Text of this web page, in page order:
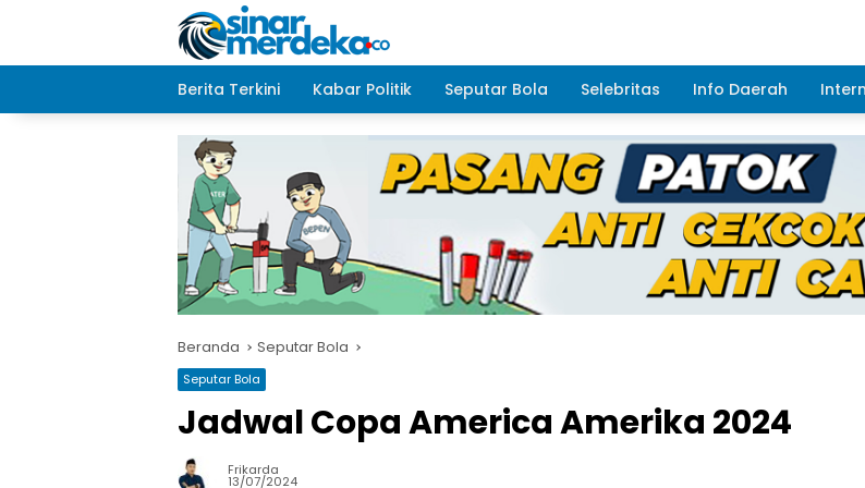
Berita Terkini
Kabar Politik Seputar Bola Selebritas Info Daerah
Beranda Seputar Bola
Seputar Bola
Jadwal Copa America Amerika 2024
Frikarda
13/07/2024